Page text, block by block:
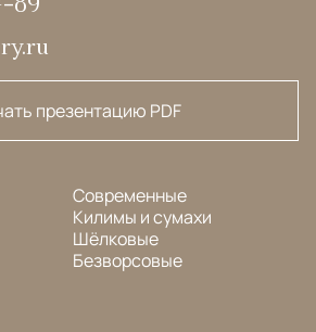
презентацию PDF
Современные
Килимы и сумахи
Шёлковые
Безворсовые